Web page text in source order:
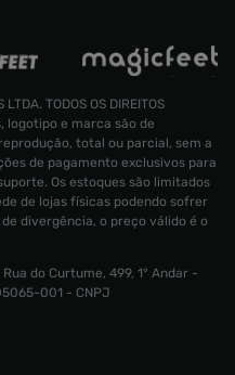
TODOS OS DIREITOS
logotipo e marca são de
total ou parcial, sem a
de pagamento exclusivos para
Os estoques são limitados
de lojas físicas podendo sofrer
divergência, o preço válido é o
Rua do Curtume, 499, 1° Andar -
001 - CNPJ